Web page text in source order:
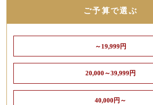
ご予算で選ぶ
～19,999円
20,000～39,999円
40,000円～